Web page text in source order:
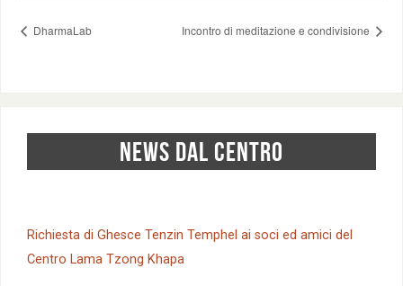
DharmaLab Incontro di meditazione e condivisione
NEWS DAL CENTRO
Richiesta di Ghesce Tenzin Temphel ai soci ed amici del
Centro Lama Tzong Khapa